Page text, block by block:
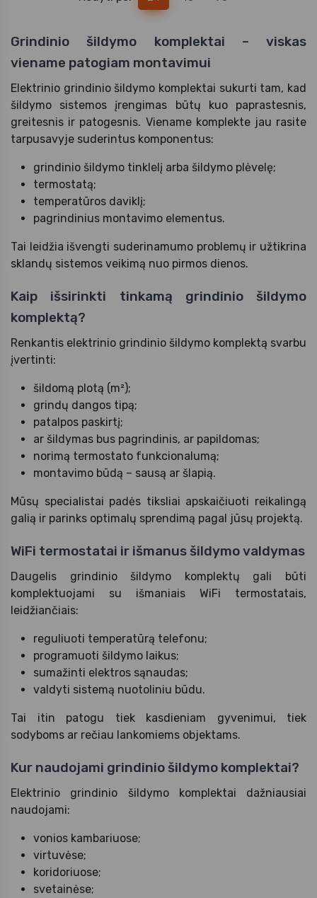
Grindinio šildymo komplektai – viskas
viename patogiam montavimui
Elektrinio grindinio šildymo komplektai sukurti tam, kad
šildymo sistemos įrengimas būtų kuo paprastesnis,
greitesnis ir patogesnis. Viename komplekte jau rasite
tarpusavyje suderintus komponentus:
grindinio šildymo tinklelį arba šildymo plėvelę;
termostatą;
temperatūros daviklį;
pagrindinius montavimo elementus.
Tai leidžia išvengti suderinamumo problemų ir užtikrina
sklandų sistemos veikimą nuo pirmos dienos.
Kaip išsirinkti tinkamą grindinio šildymo
komplektą?
Renkantis elektrinio grindinio šildymo komplektą svarbu
įvertinti:
šildomą plotą (m²);
grindų dangos tipą;
patalpos paskirtį;
ar šildymas bus pagrindinis, ar papildomas;
norimą termostato funkcionalumą;
montavimo būdą – sausą ar šlapią.
Mūsų specialistai padės tiksliai apskaičiuoti reikalingą
galią ir parinks optimalų sprendimą pagal jūsų projektą.
WiFi termostatai ir išmanus šildymo valdymas
Daugelis grindinio šildymo komplektų gali būti
komplektuojami su išmaniais WiFi termostatais,
leidžiančiais:
reguliuoti temperatūrą telefonu;
programuoti šildymo laikus;
sumažinti elektros sąnaudas;
valdyti sistemą nuotoliniu būdu.
Tai itin patogu tiek kasdieniam gyvenimui, tiek
sodyboms ar rečiau lankomiems objektams.
Kur naudojami grindinio šildymo komplektai?
Elektrinio grindinio šildymo komplektai dažniausiai
naudojami:
vonios kambariuose;
virtuvėse;
koridoriuose;
svetainėse;